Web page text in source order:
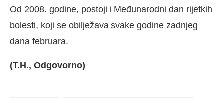
Od 2008. godine, postoji i Međunarodni dan rijetkih
bolesti, koji se obilježava svake godine zadnjeg
dana februara.
(T.H., Odgovorno)